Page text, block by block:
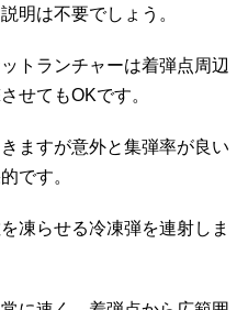
明は不要でしょう。
トランチャーは着弾点周辺
せてもOKです。
ますが意外と集弾率が良い
です。
凍らせる冷凍弾を連射しま